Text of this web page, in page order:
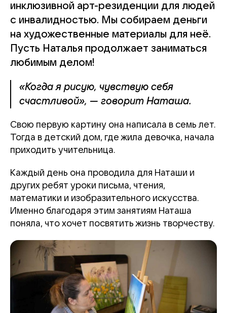
инклюзивной арт-резиденции для людей
с инвалидностью. Мы собираем деньги
на художественные материалы для неё.
Пусть Наталья продолжает заниматься
любимым делом!
«Когда я рисую, чувствую себя
счастливой», — говорит Наташа.
Свою первую картину она написала в семь лет.
Тогда в детский дом, где жила девочка, начала
приходить учительница.
Каждый день она проводила для Наташи и
других ребят уроки письма, чтения,
математики и изобразительного искусства.
Именно благодаря этим занятиям Наташа
поняла, что хочет посвятить жизнь творчеству.